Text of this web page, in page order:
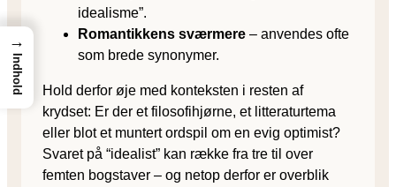
idealisme”.
Romantikkens sværmere – anvendes ofte
som brede synonymer.
Hold derfor øje med konteksten i resten af
krydset: Er der et filosofihjørne, et litteraturtema
eller blot et muntert ordspil om en evig optimist?
Svaret på “idealist” kan række fra tre til over
femten bogstaver – og netop derfor er overblik
→
Indhold